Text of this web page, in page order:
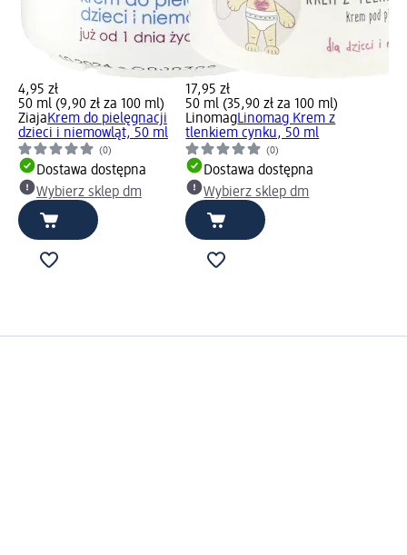
4,95 zł
50 ml (9,90 zł za 100 ml)
ZiajaKrem do pielęgnacji
dzieci i niemowląt, 50 ml
(0)
Dostawa dostępna
Wybierz sklep dm
17,95 zł
50 ml (35,90 zł za 100 ml)
LinomagLinomag Krem z
tlenkiem cynku, 50 ml
(0)
Dostawa dostępna
Wybierz sklep dm